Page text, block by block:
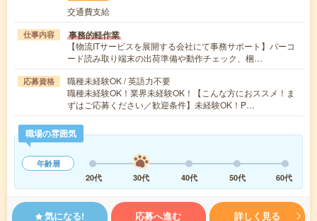
交通費支給
仕事内容 事務的軽作業
【物流ITサービスを展開する会社にて事務サポート】バーコ
ード読み取り端末の出荷準備や動作チェック、梱…
応募資格
職種未経験OK / 英語力不要
職種未経験OK！業界未経験OK！【こんな方におススメ！ま
ずはご応募ください／歓迎条件】未経験OK！P…
職場の雰囲気
年齢層
20代
30代 40代 50代 60代
気になる! 応募へ進む 詳しく見る